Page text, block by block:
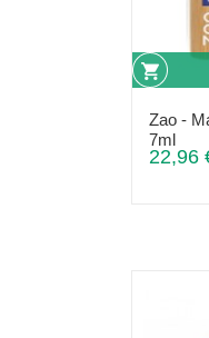
Zao -
7ml
22,96